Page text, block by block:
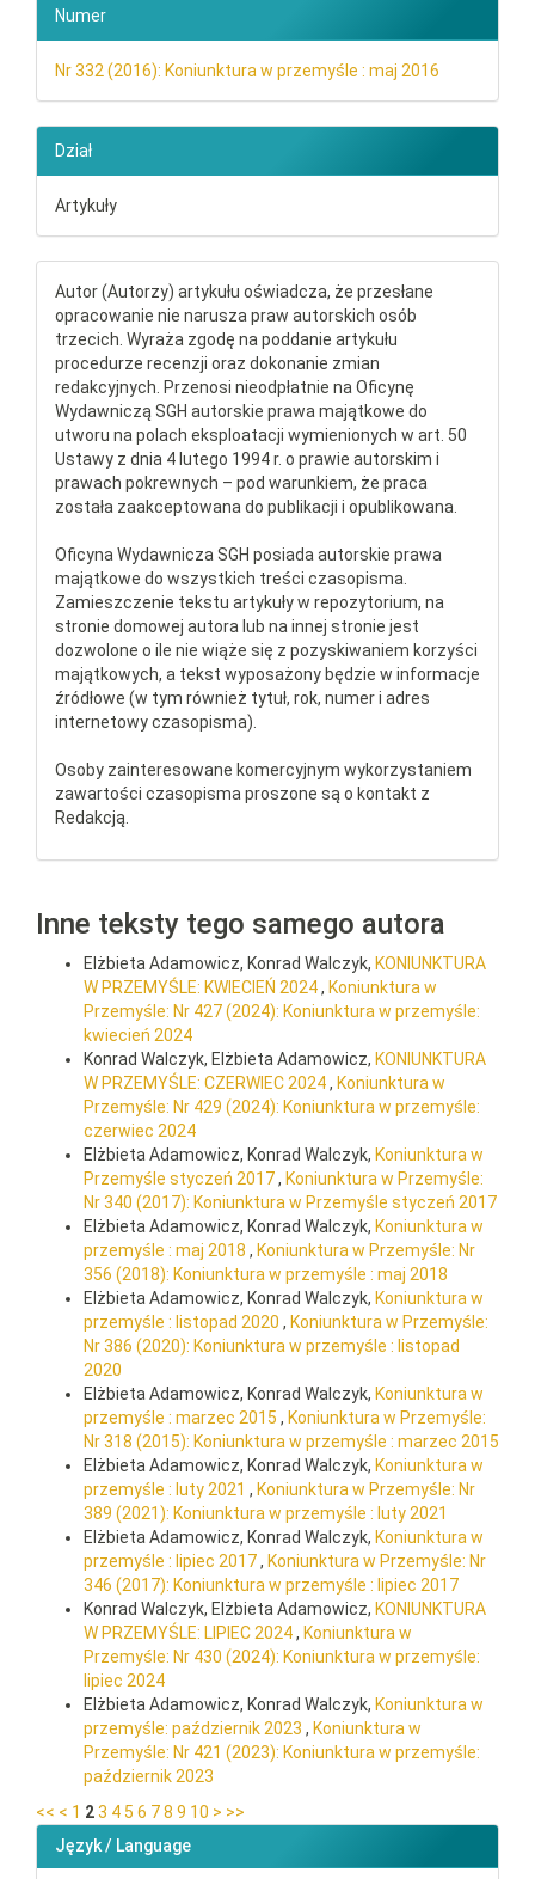
Numer
Nr 332 (2016): Koniunktura w przemyśle : maj 2016
Dział
Artykuły
Autor (Autorzy) artykułu oświadcza, że przesłane
opracowanie nie narusza praw autorskich osób
trzecich. Wyraża zgodę na poddanie artykułu
procedurze recenzji oraz dokonanie zmian
redakcyjnych. Przenosi nieodpłatnie na Oficynę
Wydawniczą SGH autorskie prawa majątkowe do
utworu na polach eksploatacji wymienionych w art. 50
Ustawy z dnia 4 lutego 1994 r. o prawie autorskim i
prawach pokrewnych – pod warunkiem, że praca
została zaakceptowana do publikacji i opublikowana.
Oficyna Wydawnicza SGH posiada autorskie prawa
majątkowe do wszystkich treści czasopisma.
Zamieszczenie tekstu artykuły w repozytorium, na
stronie domowej autora lub na innej stronie jest
dozwolone o ile nie wiąże się z pozyskiwaniem korzyści
majątkowych, a tekst wyposażony będzie w informacje
źródłowe (w tym również tytuł, rok, numer i adres
internetowy czasopisma).
Osoby zainteresowane komercyjnym wykorzystaniem
zawartości czasopisma proszone są o kontakt z
Redakcją.
Inne teksty tego samego autora
Elżbieta Adamowicz, Konrad Walczyk, KONIUNKTURA
W PRZEMYŚLE: KWIECIEŃ 2024, Koniunktura w
Przemyśle: Nr 427 (2024): Koniunktura w przemyśle:
kwiecień 2024
Konrad Walczyk, Elżbieta Adamowicz, KONIUNKTURA
W PRZEMYŚLE: CZERWIEC 2024, Koniunktura w
Przemyśle: Nr 429 (2024): Koniunktura w przemyśle:
czerwiec 2024
Elżbieta Adamowicz, Konrad Walczyk, Koniunktura w
Przemyśle styczeń 2017, Koniunktura w Przemyśle:
Nr 340 (2017): Koniunktura w Przemyśle styczeń 2017
Elżbieta Adamowicz, Konrad Walczyk, Koniunktura w
przemyśle : maj 2018 , Koniunktura w Przemyśle: Nr
356 (2018): Koniunktura w przemyśle : maj 2018
Elżbieta Adamowicz, Konrad Walczyk, Koniunktura w
przemyśle : listopad 2020 , Koniunktura w Przemyśle:
Nr 386 (2020): Koniunktura w przemyśle : listopad
2020
Elżbieta Adamowicz, Konrad Walczyk, Koniunktura w
przemyśle : marzec 2015 , Koniunktura w Przemyśle:
Nr 318 (2015): Koniunktura w przemyśle : marzec 2015
Elżbieta Adamowicz, Konrad Walczyk, Koniunktura w
przemyśle : luty 2021 , Koniunktura w Przemyśle: Nr
389 (2021): Koniunktura w przemyśle : luty 2021
Elżbieta Adamowicz, Konrad Walczyk, Koniunktura w
przemyśle : lipiec 2017, Koniunktura w Przemyśle: Nr
346 (2017): Koniunktura w przemyśle : lipiec 2017
Konrad Walczyk, Elżbieta Adamowicz, KONIUNKTURA
W PRZEMYŚLE: LIPIEC 2024, Koniunktura w
Przemyśle: Nr 430 (2024): Koniunktura w przemyśle:
lipiec 2024
Elżbieta Adamowicz, Konrad Walczyk, Koniunktura w
przemyśle: październik 2023 , Koniunktura w
Przemyśle: Nr 421 (2023): Koniunktura w przemyśle:
październik 2023
<< < 1 23 4 5 6 78 9 10 > >>
Język / Language